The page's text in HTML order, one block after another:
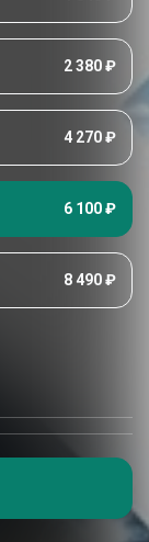
2 380 ₽
4 270 ₽
6 100 ₽
8 490 ₽